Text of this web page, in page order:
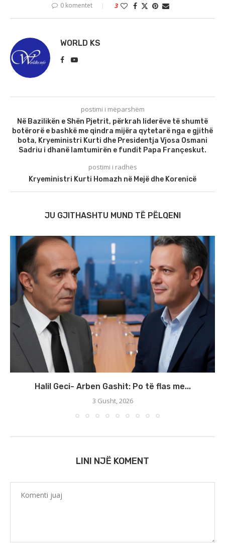
0 komentet 3
WORLD KS
postimi i mëparshëm
Në Bazilikën e Shën Pjetrit, përkrah liderëve të shumtë
botërorë e bashkë me qindra mijëra qytetarë nga e gjithë
bota, Kryeministri Kurti dhe Presidentja Vjosa Osmani
Sadriu i dhanë lamtumirën e fundit Papa Françeskut.
postimi i radhës
Kryeministri Kurti Homazh në Mejë dhe Korenicë
JU GJITHASHTU MUND TË PËLQENI
Halil Geci- Arben Gashit: Po të flas me...
3 Gusht, 2026
LINI NJË KOMENT